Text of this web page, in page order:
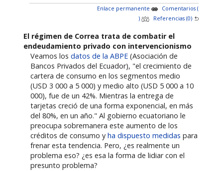
Enlace permanente
Comentarios (
)
Referencias (0)
El régimen de Correa trata de combatir el
endeudamiento privado con intervencionismo
Veamos losdatos de la ABPE (Asociación de
Bancos Privados del Ecuador), "el crecimiento de
cartera de consumo en los segmentos medio
(USD 3 000 a 5 000) y medio alto (USD 5 000 a 10
000), fue de un 42%. Mientras la entrega de
tarjetas creció de una forma exponencial, en más
del 80%, en un año." Al gobierno ecuatoriano le
preocupa sobremanera este aumento de los
créditos de consumo yha dispuesto medidas para
frenar esta tendencia. Pero, ¿es realmente un
problema eso? ¿es esa la forma de lidiar con el
presunto problema?